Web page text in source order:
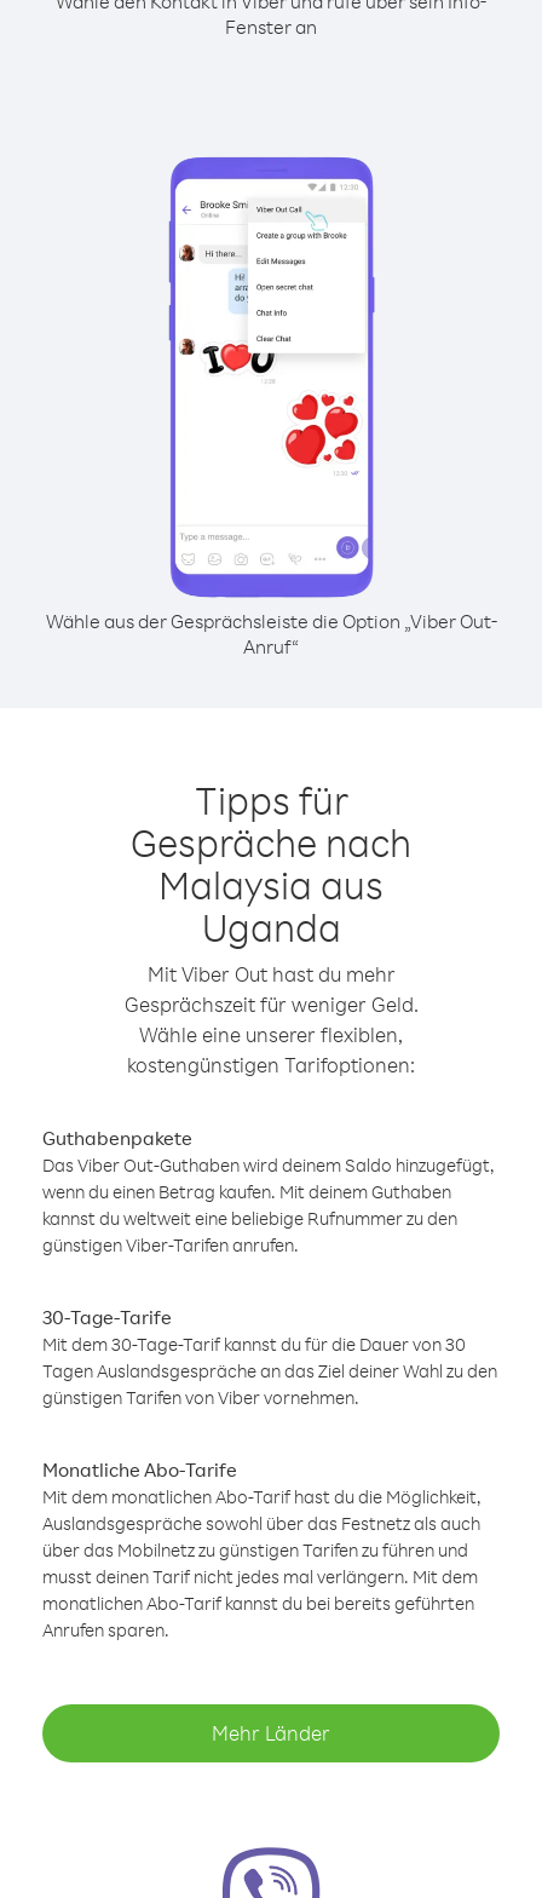
Fenster an
Wähle aus der Gesprächsleiste die Option „Viber Out-
Anruf“
Tipps für
Gespräche nach
Malaysia aus
Uganda
Mit Viber Out hast du mehr
Gesprächszeit für weniger Geld.
Wähle eine unserer flexiblen,
kostengünstigen Tarifoptionen:
Guthabenpakete
Das Viber Out-Guthaben wird deinem Saldo hinzugefügt,
wenn du einen Betrag kaufen. Mit deinem Guthaben
kannst du weltweit eine beliebige Rufnummer zu den
günstigen Viber-Tarifen anrufen.
30-Tage-Tarife
Mit dem 30-Tage-Tarif kannst du für die Dauer von 30
Tagen Auslandsgespräche an das Ziel deiner Wahl zu den
günstigen Tarifen von Viber vornehmen.
Monatliche Abo-Tarife
Mit dem monatlichen Abo-Tarif hast du die Möglichkeit,
Auslandsgespräche sowohl über das Festnetz als auch
über das Mobilnetz zu günstigen Tarifen zu führen und
musst deinen Tarif nicht jedes mal verlängern. Mit dem
monatlichen Abo-Tarif kannst du bei bereits geführten
Anrufen sparen.
Mehr Länder